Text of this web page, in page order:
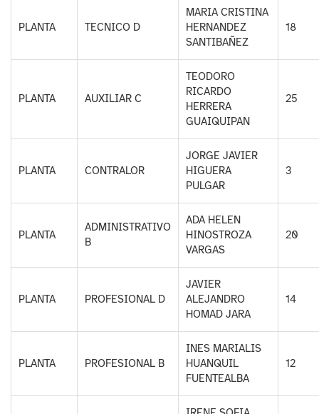
PLANTA TECNICO D
MARIA CRISTINA
HERNANDEZ
SANTIBAÑEZ
18
PLANTA AUXILIAR C
TEODORO
RICARDO
HERRERA
GUAIQUIPAN
25
PLANTA CONTRALOR
JORGE JAVIER
HIGUERA
PULGAR
3
PLANTA
ADMINISTRATIVO
B
ADA HELEN
HINOSTROZA
VARGAS
20
PLANTA PROFESIONAL D
JAVIER
ALEJANDRO
HOMAD JARA
14
PLANTA PROFESIONAL B
INES MARIALIS
HUANQUIL
FUENTEALBA
12